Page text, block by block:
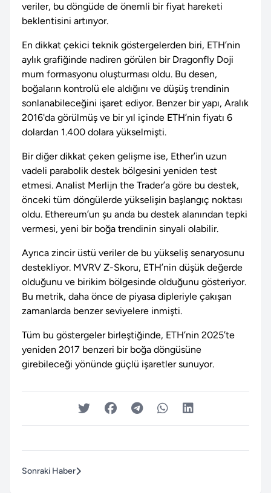
veriler, bu döngüde de önemli bir fiyat hareketi
beklentisini artırıyor.
En dikkat çekici teknik göstergelerden biri, ETH’nin
aylık grafiğinde nadiren görülen bir Dragonfly Doji
mum formasyonu oluşturması oldu. Bu desen,
boğaların kontrolü ele aldığını ve düşüş trendinin
sonlanabileceğini işaret ediyor. Benzer bir yapı, Aralık
2016'da görülmüş ve bir yıl içinde ETH’nin fiyatı 6
dolardan 1.400 dolara yükselmişti.
Bir diğer dikkat çeken gelişme ise, Ether’in uzun
vadeli parabolik destek bölgesini yeniden test
etmesi. Analist Merlijn the Trader’a göre bu destek,
önceki tüm döngülerde yükselişin başlangıç noktası
oldu. Ethereum’un şu anda bu destek alanından tepki
vermesi, yeni bir boğa trendinin sinyali olabilir.
Ayrıca zincir üstü veriler de bu yükseliş senaryosunu
destekliyor. MVRV Z-Skoru, ETH’nin düşük değerde
olduğunu ve birikim bölgesinde olduğunu gösteriyor.
Bu metrik, daha önce de piyasa dipleriyle çakışan
zamanlarda benzer seviyelere inmişti.
Tüm bu göstergeler birleştiğinde, ETH’nin 2025’te
yeniden 2017 benzeri bir boğa döngüsüne
girebileceği yönünde güçlü işaretler sunuyor.
Sonraki Haber